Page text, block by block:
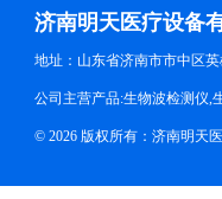
济南明天医疗设备
地址：山东省济南市市中区
公司主营产品:生物波检测仪,
© 2026 版权所有：济南明天